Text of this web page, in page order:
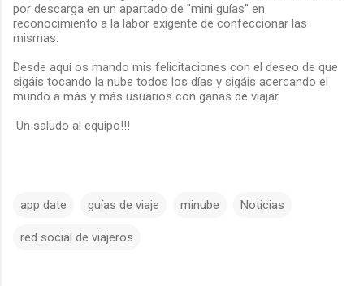
por descarga en un apartado de "mini guías" en
reconocimiento a la labor exigente de confeccionar las
mismas.
Desde aquí os mando mis felicitaciones con el deseo de que
sigáis tocando la nube todos los días y sigáis acercando el
mundo a más y más usuarios con ganas de viajar.
Un saludo al equipo!!!
app date guías de viaje minube Noticias
red social de viajeros